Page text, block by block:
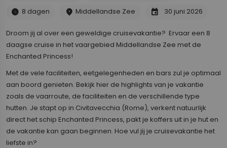
schedule 8 dagen place Middellandse Zee event 30 juni 2026
Droom jij al over een geweldige cruisevakantie? Ervaar een 8
daagse cruise in het vaargebied Middellandse Zee met de
Enchanted Princess!
Met de vele faciliteiten, eetgelegenheden en bars zul je optimaal
aan boord genieten. Bekijk hier de highlights van je vakantie
zoals de vaarroute, de faciliteiten en de verschillende type
hutten. Je stapt op in Civitavecchia (Rome), verkent natuurlijk
direct het schip Enchanted Princess, pakt je koffers uit in je hut en
de vakantie kan gaan beginnen. Hoe vul jij je cruisevakantie het
liefste in?